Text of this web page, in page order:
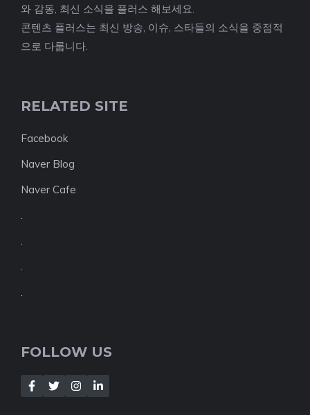
와 감동, 최신 소식을 플러스 해보세요.
콘텐츠 플러스는 최신 방송, 이슈, 스타들의 소식을 중점적
으로 다룹니다.
RELATED SITE
Facebook
Naver Blog
Naver Cafe
.
.
.
.
FOLLOW US